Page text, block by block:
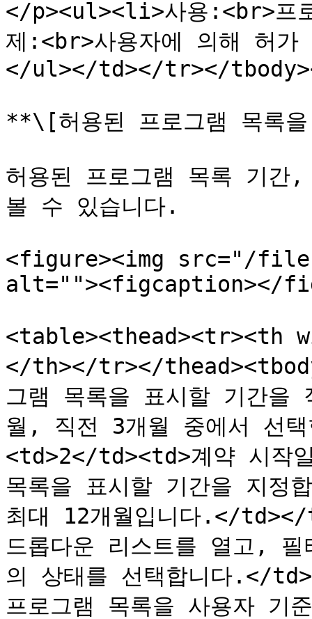
</p><ul><li>사용:<br>프
제:<br>사용자에 의해 허
</ul></td></tr></
**\[허용된 프로그램 목록
허용된 프로그램 목록 기
볼 수 있습니다.
<figure><img src="/files/
alt=""><figcaption></
<table><thead><tr><th
</th></tr></
그램 목록을 표시할 기간
월, 직전 3개월 중에서 선
<td>2</td><td>계약 시작
목록을 표시할 기간을 지정
최대 12개월입니다.</
드롭다운 리스트를 열고, 필
의 상태를 선택합니다.</
프로그램 목록을 사용자 기